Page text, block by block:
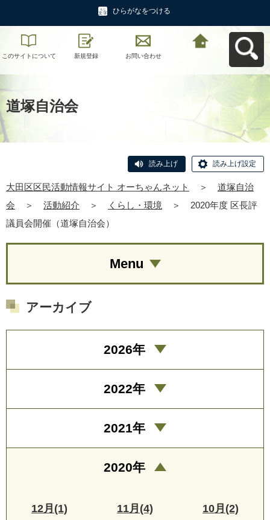
ひらがなをつける
このサイトについて 新規登録 お問い合わせ
道塚自治会
読み上げ 読み上げ設定
大田区区民活動情報サイト オーちゃんネット ＞
道塚自治
会
＞ 活動紹介 ＞ くらし・環境 ＞
2020年度 区長評
議員会開催（道塚自治会）
Menu
アーカイブ
2026年
2022年
2021年
2020年
12月(1) 11月(4) 10月(2)